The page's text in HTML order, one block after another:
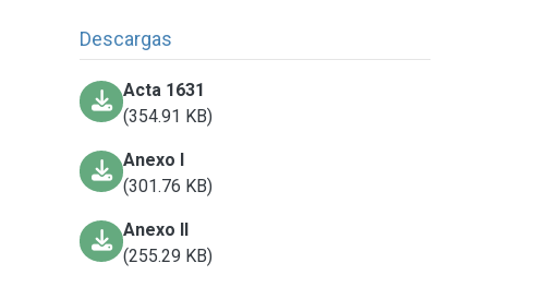
Descargas
Acta 1631
(354.91 KB)
Anexo I
(301.76 KB)
Anexo II
(255.29 KB)